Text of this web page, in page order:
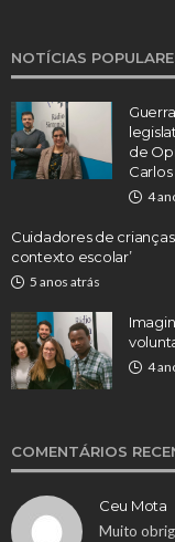
NOTÍCIAS
de
4
Cuidadores de
contexto escolar’
5 anos atrás
4
COMENTÁRIOS
Ceu Mota
Muito